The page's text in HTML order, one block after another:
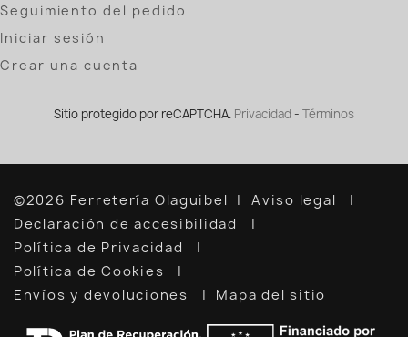
Seguimiento del pedido
Iniciar sesión
Crear una cuenta
Sitio protegido por reCAPTCHA. Privacidad - Términos
©2026 Ferretería Olaguibel
Aviso legal
Declaración de accesibilidad
Política de Privacidad
Política de Cookies
Envíos y devoluciones
Mapa del sitio